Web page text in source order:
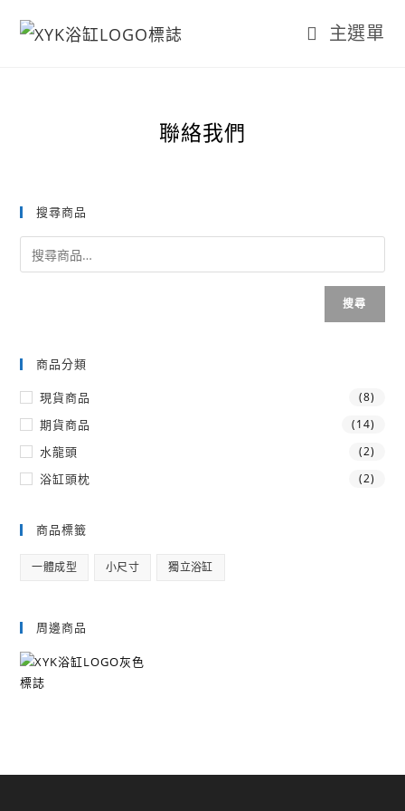
主選單
聯絡我們
搜尋商品
搜尋
商品分類
現貨商品 (8)
期貨商品 (14)
水龍頭 (2)
浴缸頭枕 (2)
商品標籤
一體成型 小尺寸 獨立浴缸
周邊商品